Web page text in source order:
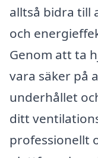
alltså bidra till
och
Genom att ta
vara säker på
underhållet
ditt
professionellt